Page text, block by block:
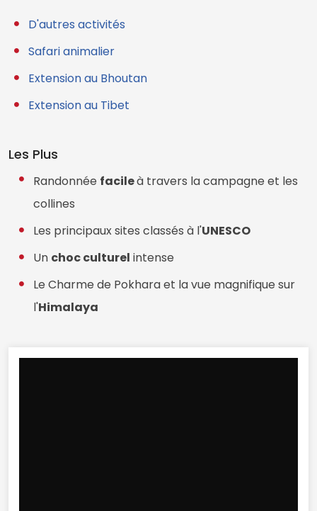
D'autres activités
Safari animalier
Extension au Bhoutan
Extension au Tibet
Les Plus
Randonnée facileà travers la campagne et les
collines
Les principaux sites classés à l'UNESCO
Un choc culturel intense
Le Charme de Pokhara et la vue magnifique sur
l'Himalaya